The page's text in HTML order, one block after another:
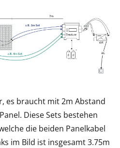
es braucht mit 2m Abstand
Diese Sets bestehen
die beiden Panelkabel
im Bild ist insgesamt 3.75m